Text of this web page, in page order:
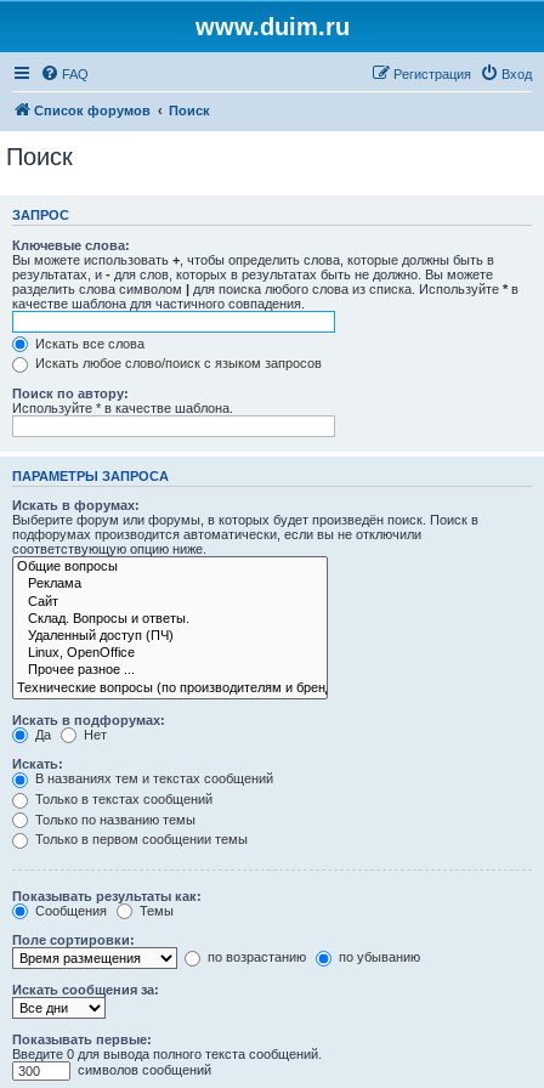
www.duim.ru
FAQ Вход
Регистрация
Список форумов Поиск
Поиск
ЗАПРОС
Ключевые слова:
Вы можете использовать + , чтобы определить слова, которые должны быть в
результатах, и - для слов, которых в результатах быть не должно. Вы можете
разделить слова символом | для поиска любого слова из списка. Используйте * в
качестве шаблона для частичного совпадения.
Искать все слова
Искать любое слово/поиск с языком запросов
Поиск по автору:
Используйте * в качестве шаблона.
ПАРАМЕТРЫ ЗАПРОСА
Искать в форумах:
Выберите форум или форумы, в которых будет произведён поиск. Поиск в
подфорумах производится автоматически, если вы не отключили
соответствующую опцию ниже.
Искать в подфорумах:
Да
Нет
Искать:
В названиях тем и текстах сообщений
Только в текстах сообщений
Только по названию темы
Только в первом сообщении темы
Показывать результаты как:
Сообщения
Темы
Поле сортировки:
по возрастанию
по убыванию
Искать сообщения за:
Показывать первые:
Введите 0 для вывода полного текста сообщений.
символов сообщений